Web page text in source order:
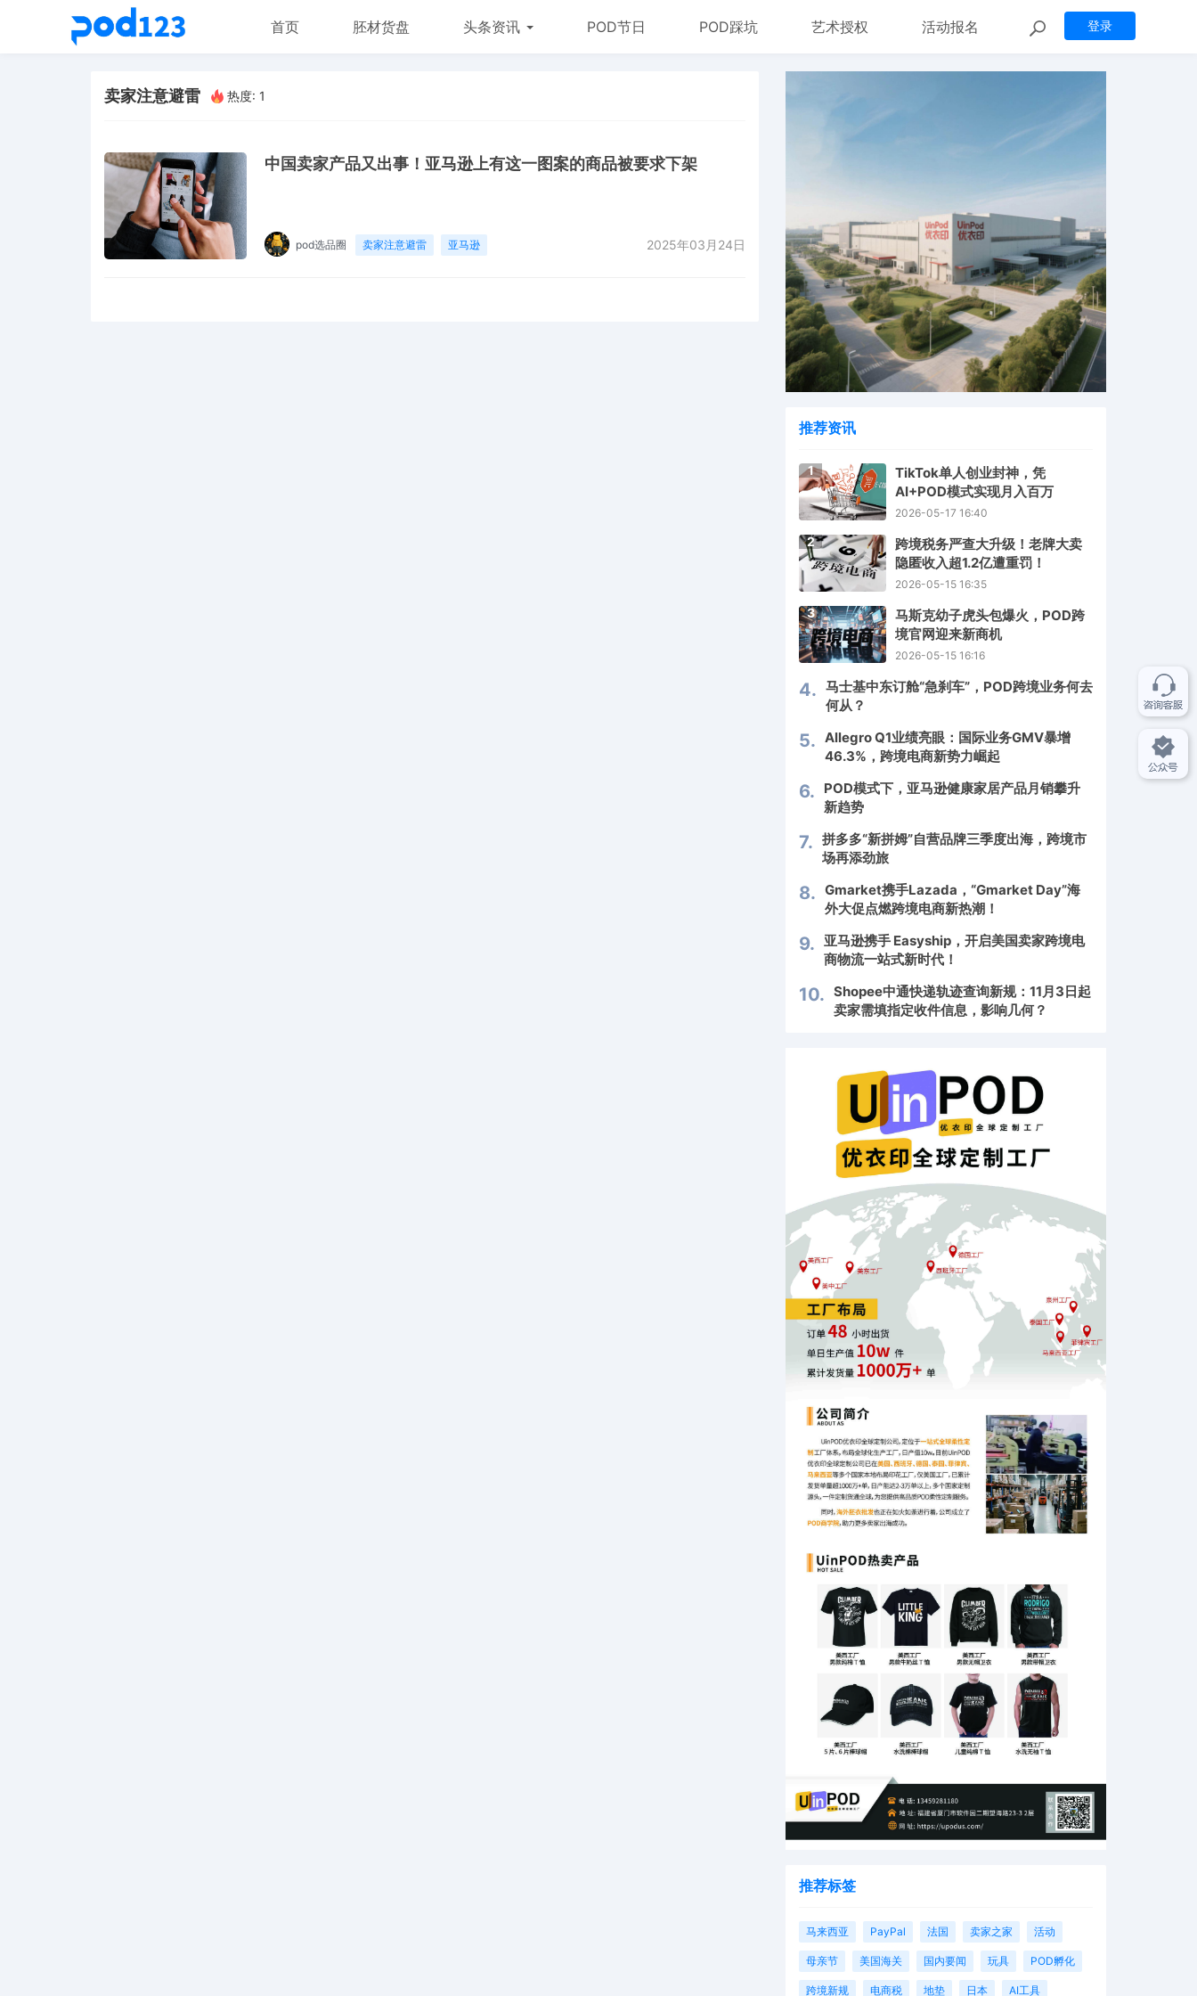
登录
首页 胚材货盘 头条资讯 POD节日 POD踩坑 艺术授权 活动报名
卖家注意避雷 热度: 1
中国卖家产品又出事！亚马逊上有这一图案的商品被要求下架
pod选品圈 卖家注意避雷 亚马逊 2025年03月24日
推荐资讯
1
TikTok单人创业封神，凭
AI+POD模式实现月入百万
2026-05-17 16:40
2
跨境税务严查大升级！老牌大卖
隐匿收入超1.2亿遭重罚！
2026-05-15 16:35
3
马斯克幼子虎头包爆火，POD跨
境官网迎来新商机
2026-05-15 16:16
4. 马士基中东订舱“急刹车”，POD跨境业务何去
何从？
5. Allegro Q1业绩亮眼：国际业务GMV暴增
46.3%，跨境电商新势力崛起
6.
POD模式下，亚马逊健康家居产品月销攀升
新趋势
7. 拼多多“新拼姆”自营品牌三季度出海，跨境市
场再添劲旅
8. Gmarket携手Lazada，“Gmarket Day”海
外大促点燃跨境电商新热潮！
9. 亚马逊携手 Easyship，开启美国卖家跨境电
商物流一站式新时代！
10. Shopee中通快递轨迹查询新规：11月3日起
卖家需填指定收件信息，影响几何？
推荐标签
马来西亚 PayPal 法国 卖家之家 活动
母亲节 美国海关 国内要闻 玩具 POD孵化
跨境新规 电商税 地垫 日本 AI工具